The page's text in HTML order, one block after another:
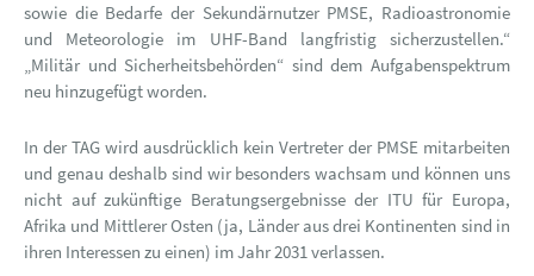
sowie die Bedarfe der Sekundärnutzer PMSE, Radioastronomie
und Meteorologie im UHF-Band langfristig sicherzustellen.“
„Militär und Sicherheitsbehörden“ sind dem Aufgabenspektrum
neu hinzugefügt worden.
In der TAG wird ausdrücklich kein Vertreter der PMSE mitarbeiten
und genau deshalb sind wir besonders wachsam und können uns
nicht auf zukünftige Beratungsergebnisse der ITU für Europa,
Afrika und Mittlerer Osten (ja, Länder aus drei Kontinenten sind in
ihren Interessen zu einen) im Jahr 2031 verlassen.